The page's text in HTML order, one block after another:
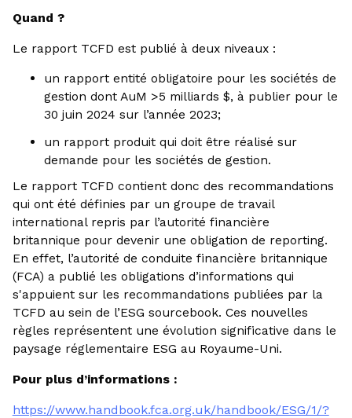
Quand ?
Le rapport TCFD est publié à deux niveaux :
un rapport entité obligatoire pour les sociétés de
gestion dont AuM >5 milliards $, à publier pour le
30 juin 2024 sur l’année 2023;
un rapport produit qui doit être réalisé sur
demande pour les sociétés de gestion.
Le rapport TCFD contient donc des recommandations
qui ont été définies par un groupe de travail
international repris par l’autorité financière
britannique pour devenir une obligation de reporting.
En effet, l’autorité de conduite financière britannique
(FCA) a publié les obligations d’informations qui
s'appuient sur les recommandations publiées par la
TCFD au sein de l’ESG sourcebook. Ces nouvelles
règles représentent une évolution significative dans le
paysage réglementaire ESG au Royaume-Uni.
Pour plus d’informations :
https://www.handbook.fca.org.uk/handbook/ESG/1/?